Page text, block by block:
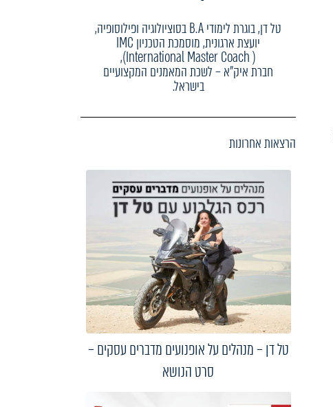
טל דן, בוגרת לימודי B.A בסוציולוגיה ופילוסופיה,
יועצת ארגונית, מוסמכת הטכניון IMC
(International Master Coach ),
חברת איק"א – לשכת המאמנים המקצועיים
בישראל.
הרצאות אחרונות
טל דן – מנהלים על אופנועים מדברים עסקים –
סרט הנושא